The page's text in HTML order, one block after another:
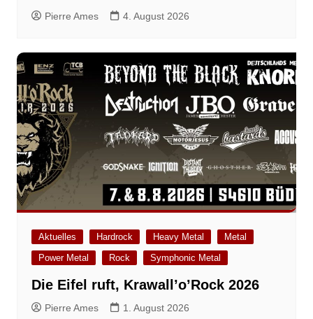
Pierre Ames 4. August 2026
Aktuelles Hardrock Heavy Metal
Metal
Power Metal
Rock Symphonic Metal
Die Eifel ruft, Krawall’o’Rock 2026
Pierre Ames 1. August 2026